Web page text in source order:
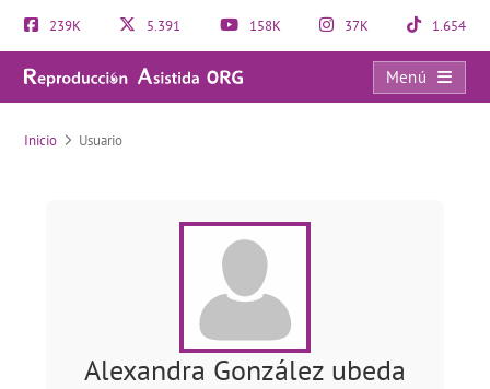
239K 5.391 158K 37K 1.654
Menú
Usuario
Inicio Usuario
Alexandra González ubeda